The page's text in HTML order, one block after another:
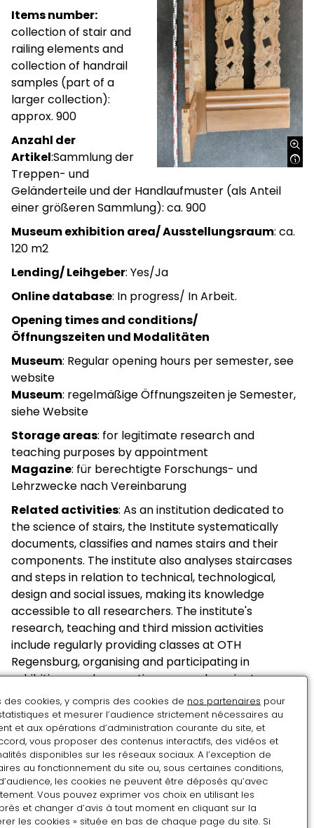
Items number:
collection of stair and
railing elements and
collection of handrail
samples (part of a
larger collection):
approx. 900
Anzahl der
Artikel:Sammlung der
Treppen- und
Geländerteile und der Handlaufmuster (als Anteil
einer größeren Sammlung): ca. 900
Museum exhibition area/ Ausstellungsraum: ca.
120 m2
Lending/ Leihgeber: Yes/Ja
Online database: In progress/ In Arbeit.
Opening times and conditions/
Öffnungszeiten und Modalitäten
Museum: Regular opening hours per semester, see
website
Museum: regelmäßige Öffnungszeiten je Semester,
siehe Website
Storage areas: for legitimate research and
teaching purposes by appointment
Magazine: für berechtigte Forschungs- und
Lehrzwecke nach Vereinbarung
Related activities: As an institution dedicated to
the science of stairs, the Institute systematically
documents, classifies and names stairs and their
components. The institute also analyses staircases
and steps in relation to technical, technological,
design and social issues, making its knowledge
accessible to all researchers. The institute's
research, teaching and third mission activities
include regularly providing classes at OTH
Regensburg, organising and participating in
exhibitions, and supporting research projects.
Zugehörige Aktivitäten: Als Einrichtung der
Treppenkunde befasst sich das Institut mit der
systematischen Dokumentation, typologischen
Einordnung und präzisen Benennung von Treppen
und ihren Einzelteilen. Als Einrichtung der
Treppenforschung widmet sich das Institut der
Analyse von Treppen und Stufungen im Hinblick auf
des cookies, y compris des cookies de nos partenaires pour
et mesurer l’audience strictement nécessaires au
et aux opérations d’administration courante du site, et
vous proposer des contenus interactifs, des vidéos et
disponibles sur les réseaux sociaux. A l’exception de
au fonctionnement du site ou, sous certaines conditions,
les cookies ne peuvent être déposés qu’avec
Vous pouvez exprimer vos choix en utilisant les
et changer d’avis à tout moment en cliquant sur la
les cookies » située en bas de chaque page du site. Si